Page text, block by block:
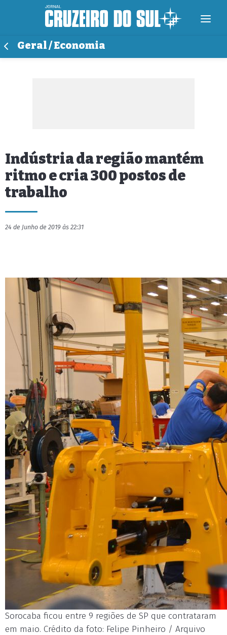
Geral / Economia
Indústria da região mantém
ritmo e cria 300 postos de
trabalho
24 de Junho de 2019 às 22:31
Sorocaba ficou entre 9 regiões de SP que contrataram
em maio. Crédito da foto: Felipe Pinheiro / Arquivo